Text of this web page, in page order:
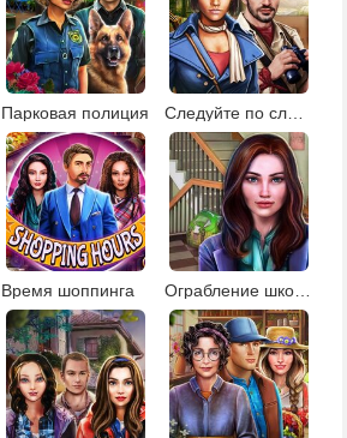
Парковая полиция Следуйте по следам
Время шоппинга Ограбление школы